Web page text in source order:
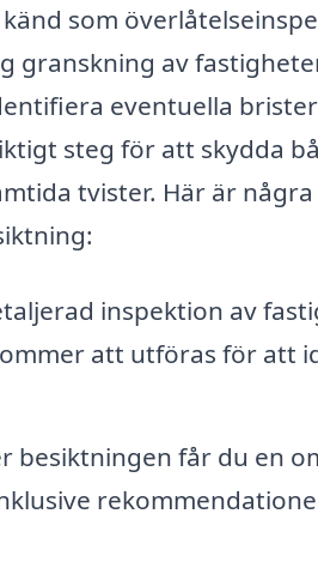
som
granskning av
eventuella
steg för att skydda
tvister. Här är
inspektion av
att utföras för att
besiktningen får du en